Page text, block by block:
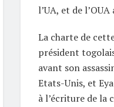
l’UA, et de
La charte de
président
avant son
Etats-Unis, et
à l’écriture de la